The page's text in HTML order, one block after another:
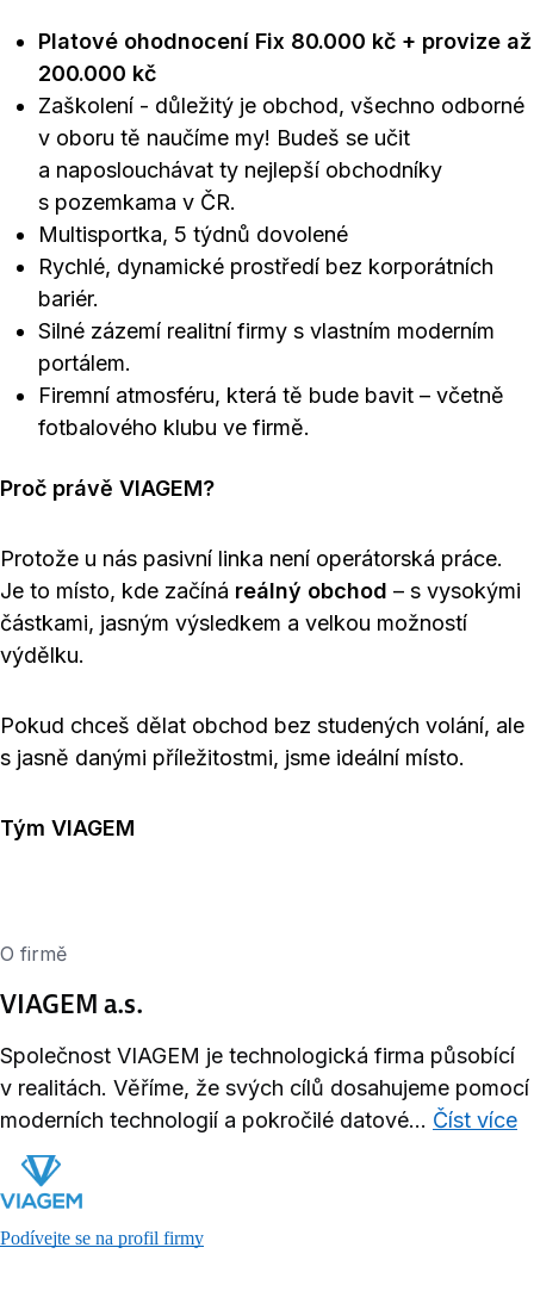
Platové ohodnocení Fix 80.000 kč + provize až
200.000 kč
Zaškolení - důležitý je obchod, všechno odborné
v oboru tě naučíme my! Budeš se učit
a naposlouchávat ty nejlepší obchodníky
s pozemkama v ČR.
Multisportka, 5 týdnů dovolené
Rychlé, dynamické prostředí bez korporátních
bariér.
Silné zázemí realitní firmy s vlastním moderním
portálem.
Firemní atmosféru, která tě bude bavit – včetně
fotbalového klubu ve firmě.
Proč právě VIAGEM?
Protože u nás pasivní linka není operátorská práce.
Je to místo, kde začíná reálný obchod – s vysokými
částkami, jasným výsledkem a velkou možností
výdělku.
Pokud chceš dělat obchod bez studených volání, ale
s jasně danými příležitostmi, jsme ideální místo.
Tým VIAGEM
O firmě
VIAGEM a.s.
Společnost VIAGEM je technologická firma působící
v realitách. Věříme, že svých cílů dosahujeme pomocí
moderních technologií a pokročilé datové... Číst více
Podívejte se na profil firmy